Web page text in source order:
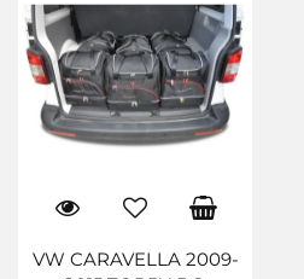
VW CARAVELLA 2009-